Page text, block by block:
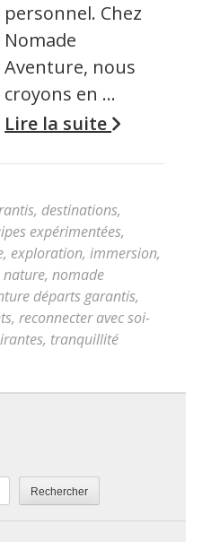
personnel. Chez
Nomade
Aventure, nous
croyons en …
Lire la suite
, destinations,
expérimentées,
, exploration, immersion,
nature, nomade
départs garantis,
, reconnecter avec soi-
, tranquillité
Rechercher